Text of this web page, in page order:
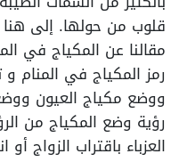
قلوب من حولها. إلى
مقالنا عن المكياج في
رمز المكياج في المنام
ووضع مكياج العيون
رؤية وضع المكياج من
العزباء باقتراب الزواج